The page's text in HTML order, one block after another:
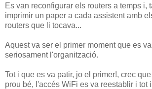
Es van reconfigurar els routers a temps i,
imprimir un paper a cada assistent amb
routers que li tocava...
Aquest va ser el primer moment que es
seriosament l'organització.
Tot i que es va patir, jo el primer!, crec
prou bé, l'accés WiFi es va reestablir i tot